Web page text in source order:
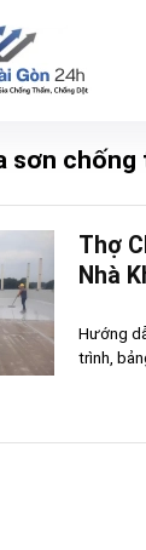
sơn
Thợ
Nhà
Hướng
trình,